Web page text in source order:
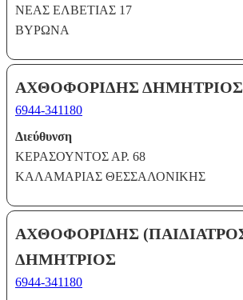
ΝΕΑΣ ΕΛΒΕΤΙΑΣ 17
ΒΥΡΩΝΑ
ΑΧΘΟΦΟΡΙΔΗΣ ΔΗΜΗΤΡΙΟΣ
6944-341180
Διεύθυνση
ΚΕΡΑΣΟΥΝΤΟΣ ΑΡ. 68
ΚΑΛΑΜΑΡΙΑΣ ΘΕΣΣΑΛΟΝΙΚΗΣ
ΑΧΘΟΦΟΡΙΔΗΣ
ΔΗΜΗΤΡΙΟΣ
6944-341180